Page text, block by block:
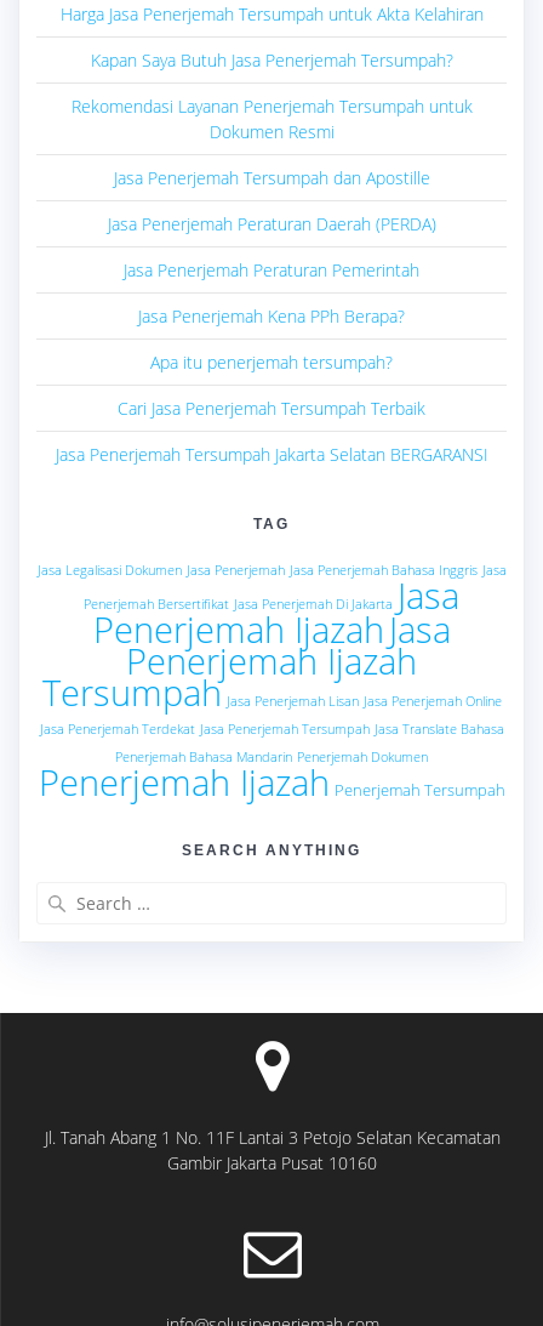
Harga Jasa Penerjemah Tersumpah untuk Akta Kelahiran
Kapan Saya Butuh Jasa Penerjemah Tersumpah?
Rekomendasi Layanan Penerjemah Tersumpah untuk
Dokumen Resmi
Jasa Penerjemah Tersumpah dan Apostille
Jasa Penerjemah Peraturan Daerah (PERDA)
Jasa Penerjemah Peraturan Pemerintah
Jasa Penerjemah Kena PPh Berapa?
Apa itu penerjemah tersumpah?
Cari Jasa Penerjemah Tersumpah Terbaik
Jasa Penerjemah Tersumpah Jakarta Selatan BERGARANSI
TAG
Jasa Legalisasi Dokumen Jasa Penerjemah Jasa Penerjemah Bahasa Inggris Jasa
Penerjemah Bersertifikat Jasa Penerjemah Di Jakarta Jasa
Penerjemah Ijazah Jasa
Penerjemah Ijazah
Tersumpah Jasa Penerjemah Lisan Jasa Penerjemah Online
Jasa Penerjemah Terdekat Jasa Penerjemah Tersumpah Jasa Translate Bahasa
Penerjemah Bahasa Mandarin Penerjemah Dokumen
Penerjemah Ijazah Penerjemah Tersumpah
SEARCH ANYTHING
Jl. Tanah Abang 1 No. 11F Lantai 3 Petojo Selatan Kecamatan
Gambir Jakarta Pusat 10160